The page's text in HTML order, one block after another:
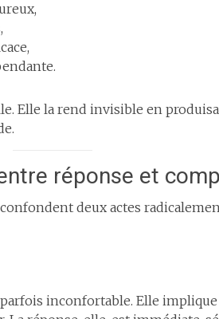
Elle la rend invisible en
réponse et
deux actes
inconfortable. Elle implique